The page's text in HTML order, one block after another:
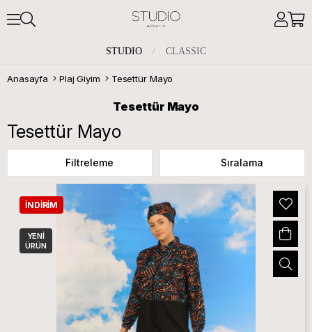
STUDIO / CLASSIC
Anasayfa Plaj Giyim Tesettür Mayo
Tesettür Mayo
Tesettür Mayo
Filtreleme Sıralama
İNDIRIM
YENI
ÜRÜN